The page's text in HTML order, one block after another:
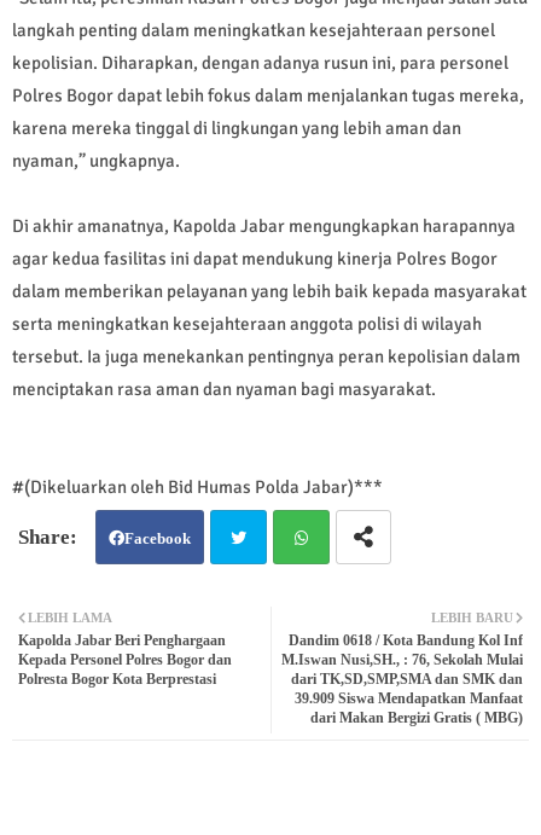
langkah penting dalam meningkatkan kesejahteraan personel
kepolisian. Diharapkan, dengan adanya rusun ini, para personel
Polres Bogor dapat lebih fokus dalam menjalankan tugas mereka,
karena mereka tinggal di lingkungan yang lebih aman dan
nyaman,” ungkapnya.
Di akhir amanatnya, Kapolda Jabar mengungkapkan harapannya
agar kedua fasilitas ini dapat mendukung kinerja Polres Bogor
dalam memberikan pelayanan yang lebih baik kepada masyarakat
serta meningkatkan kesejahteraan anggota polisi di wilayah
tersebut. Ia juga menekankan pentingnya peran kepolisian dalam
menciptakan rasa aman dan nyaman bagi masyarakat.
#(Dikeluarkan oleh Bid Humas Polda Jabar)***
Facebook
atsa
pp
LEBIH BARU
Dandim 0618 / Kota Bandung Kol Inf
M.Iswan Nusi,SH., : 76, Sekolah Mulai
dari TK,SD,SMP,SMA dan SMK dan
39.909 Siswa Mendapatkan Manfaat
dari Makan Bergizi Gratis ( MBG)
LEBIH LAMA
Kapolda Jabar Beri Penghargaan
Kepada Personel Polres Bogor dan
Polresta Bogor Kota Berprestasi